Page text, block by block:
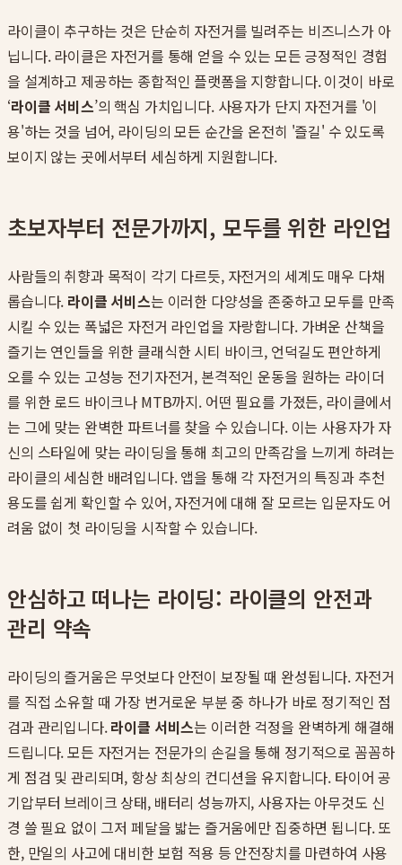
라이클이 추구하는 것은 단순히 자전거를 빌려주는 비즈니스가 아
닙니다. 라이클은 자전거를 통해 얻을 수 있는 모든 긍정적인 경험
을 설계하고 제공하는 종합적인 플랫폼을 지향합니다. 이것이 바로
‘라이클 서비스’의 핵심 가치입니다. 사용자가 단지 자전거를 '이
용'하는 것을 넘어, 라이딩의 모든 순간을 온전히 '즐길' 수 있도록
보이지 않는 곳에서부터 세심하게 지원합니다.
초보자부터 전문가까지, 모두를 위한 라인업
사람들의 취향과 목적이 각기 다르듯, 자전거의 세계도 매우 다채
롭습니다. 라이클 서비스는 이러한 다양성을 존중하고 모두를 만족
시킬 수 있는 폭넓은 자전거 라인업을 자랑합니다. 가벼운 산책을
즐기는 연인들을 위한 클래식한 시티 바이크, 언덕길도 편안하게
오를 수 있는 고성능 전기자전거, 본격적인 운동을 원하는 라이더
를 위한 로드 바이크나 MTB까지. 어떤 필요를 가졌든, 라이클에서
는 그에 맞는 완벽한 파트너를 찾을 수 있습니다. 이는 사용자가 자
신의 스타일에 맞는 라이딩을 통해 최고의 만족감을 느끼게 하려는
라이클의 세심한 배려입니다. 앱을 통해 각 자전거의 특징과 추천
용도를 쉽게 확인할 수 있어, 자전거에 대해 잘 모르는 입문자도 어
려움 없이 첫 라이딩을 시작할 수 있습니다.
안심하고 떠나는 라이딩: 라이클의 안전과
관리 약속
라이딩의 즐거움은 무엇보다 안전이 보장될 때 완성됩니다. 자전거
를 직접 소유할 때 가장 번거로운 부분 중 하나가 바로 정기적인 점
검과 관리입니다.라이클 서비스는 이러한 걱정을 완벽하게 해결해
드립니다. 모든 자전거는 전문가의 손길을 통해 정기적으로 꼼꼼하
게 점검 및 관리되며, 항상 최상의 컨디션을 유지합니다. 타이어 공
기압부터 브레이크 상태, 배터리 성능까지, 사용자는 아무것도 신
경 쓸 필요 없이 그저 페달을 밟는 즐거움에만 집중하면 됩니다. 또
한, 만일의 사고에 대비한 보험 적용 등 안전장치를 마련하여 사용